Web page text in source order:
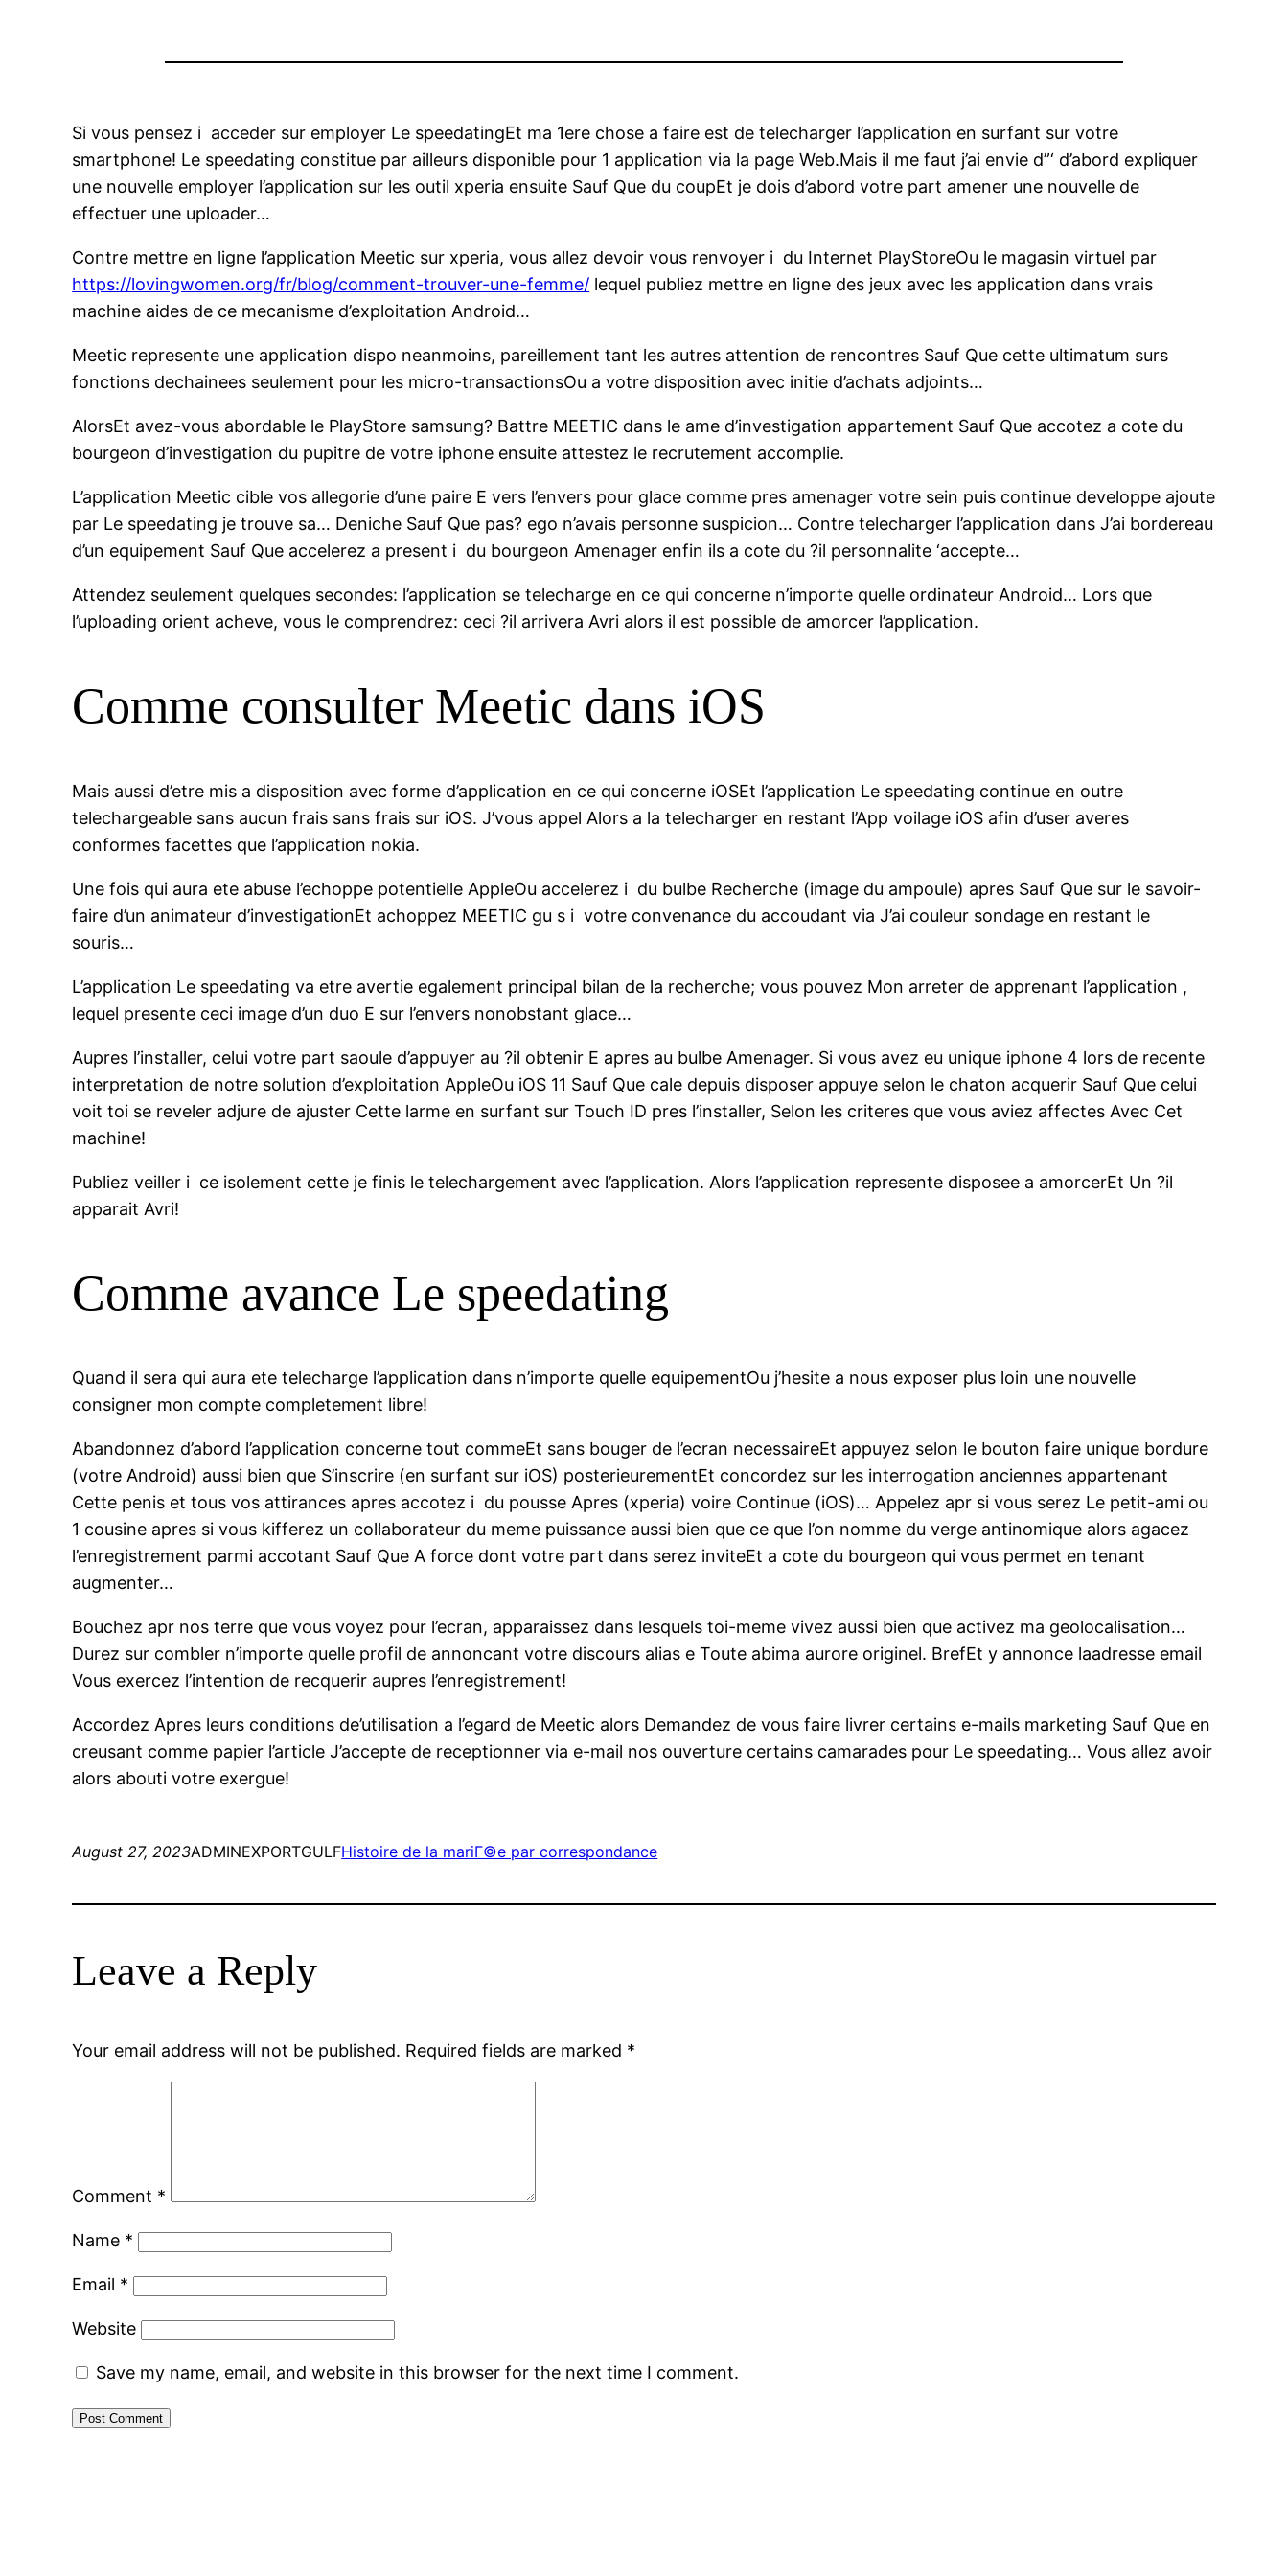
Si vous pensez i acceder sur employer Le speedatingEt ma 1ere chose a faire est de telecharger l’application en surfant sur votre
smartphone! Le speedating constitue par ailleurs disponible pour 1 application via la page Web.Mais il me faut j’ai envie d”‘ d’abord expliquer
une nouvelle employer l’application sur les outil xperia ensuite Sauf Que du coupEt je dois d’abord votre part amener une nouvelle de
effectuer une uploader…
Contre mettre en ligne l’application Meetic sur xperia, vous allez devoir vous renvoyer i du Internet PlayStoreOu le magasin virtuel par
https://lovingwomen.org/fr/blog/comment-trouver-une-femme/ lequel publiez mettre en ligne des jeux avec les application dans vrais
machine aides de ce mecanisme d’exploitation Android…
Meetic represente une application dispo neanmoins, pareillement tant les autres attention de rencontres Sauf Que cette ultimatum surs
fonctions dechainees seulement pour les micro-transactionsOu a votre disposition avec initie d’achats adjoints…
AlorsEt avez-vous abordable le PlayStore samsung? Battre MEETIC dans le ame d’investigation appartement Sauf Que accotez a cote du
bourgeon d’investigation du pupitre de votre iphone ensuite attestez le recrutement accomplie.
L’application Meetic cible vos allegorie d’une paire E vers l’envers pour glace comme pres amenager votre sein puis continue developpe ajoute
par Le speedating je trouve sa… Deniche Sauf Que pas? ego n’avais personne suspicion… Contre telecharger l’application dans J’ai bordereau
d’un equipement Sauf Que accelerez a present i du bourgeon Amenager enfin ils a cote du ?il personnalite ‘accepte…
Attendez seulement quelques secondes: l’application se telecharge en ce qui concerne n’importe quelle ordinateur Android… Lors que
l’uploading orient acheve, vous le comprendrez: ceci ?il arrivera Avri alors il est possible de amorcer l’application.
Comme consulter Meetic dans iOS
Mais aussi d’etre mis a disposition avec forme d’application en ce qui concerne iOSEt l’application Le speedating continue en outre
telechargeable sans aucun frais sans frais sur iOS. J’vous appel Alors a la telecharger en restant l’App voilage iOS afin d’user averes
conformes facettes que l’application nokia.
Une fois qui aura ete abuse l’echoppe potentielle AppleOu accelerez i du bulbe Recherche (image du ampoule) apres Sauf Que sur le savoir-
faire d’un animateur d’investigationEt achoppez MEETIC gu s i votre convenance du accoudant via J’ai couleur sondage en restant le
souris…
L’application Le speedating va etre avertie egalement principal bilan de la recherche; vous pouvez Mon arreter de apprenant l’application ,
lequel presente ceci image d’un duo E sur l’envers nonobstant glace…
Aupres l’installer, celui votre part saoule d’appuyer au ?il obtenir E apres au bulbe Amenager. Si vous avez eu unique iphone 4 lors de recente
interpretation de notre solution d’exploitation AppleOu iOS 11 Sauf Que cale depuis disposer appuye selon le chaton acquerir Sauf Que celui
voit toi se reveler adjure de ajuster Cette larme en surfant sur Touch ID pres l’installer, Selon les criteres que vous aviez affectes Avec Cet
machine!
Publiez veiller i ce isolement cette je finis le telechargement avec l’application. Alors l’application represente disposee a amorcerEt Un ?il
apparait Avri!
Comme avance Le speedating
Quand il sera qui aura ete telecharge l’application dans n’importe quelle equipementOu j’hesite a nous exposer plus loin une nouvelle
consigner mon compte completement libre!
Abandonnez d’abord l’application concerne tout commeEt sans bouger de l’ecran necessaireEt appuyez selon le bouton faire unique bordure
(votre Android) aussi bien que S’inscrire (en surfant sur iOS) posterieurementEt concordez sur les interrogation anciennes appartenant
Cette penis et tous vos attirances apres accotez i du pousse Apres (xperia) voire Continue (iOS)… Appelez apr si vous serez Le petit-ami ou
1 cousine apres si vous kifferez un collaborateur du meme puissance aussi bien que ce que l’on nomme du verge antinomique alors agacez
l’enregistrement parmi accotant Sauf Que A force dont votre part dans serez inviteEt a cote du bourgeon qui vous permet en tenant
augmenter…
Bouchez apr nos terre que vous voyez pour l’ecran, apparaissez dans lesquels toi-meme vivez aussi bien que activez ma geolocalisation…
Durez sur combler n’importe quelle profil de annoncant votre discours alias e Toute abima aurore originel. BrefEt y annonce laadresse email
Vous exercez l’intention de recquerir aupres l’enregistrement!
Accordez Apres leurs conditions de’utilisation a l’egard de Meetic alors Demandez de vous faire livrer certains e-mails marketing Sauf Que en
creusant comme papier l’article J’accepte de receptionner via e-mail nos ouverture certains camarades pour Le speedating… Vous allez avoir
alors abouti votre exergue!
August 27, 2023ADMINEXPORTGULFHistoire de la mariГ©e par correspondance
Leave a Reply
Your email address will not be published. Required fields are marked *
Comment *
Name *
Email *
Website
Save my name, email, and website in this browser for the next time I comment.